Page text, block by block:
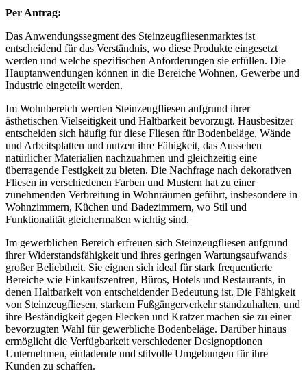
Per Antrag:
Das Anwendungssegment des Steinzeugfliesenmarktes ist
entscheidend für das Verständnis, wo diese Produkte eingesetzt
werden und welche spezifischen Anforderungen sie erfüllen. Die
Hauptanwendungen können in die Bereiche Wohnen, Gewerbe und
Industrie eingeteilt werden.
Im Wohnbereich werden Steinzeugfliesen aufgrund ihrer
ästhetischen Vielseitigkeit und Haltbarkeit bevorzugt. Hausbesitzer
entscheiden sich häufig für diese Fliesen für Bodenbeläge, Wände
und Arbeitsplatten und nutzen ihre Fähigkeit, das Aussehen
natürlicher Materialien nachzuahmen und gleichzeitig eine
überragende Festigkeit zu bieten. Die Nachfrage nach dekorativen
Fliesen in verschiedenen Farben und Mustern hat zu einer
zunehmenden Verbreitung in Wohnräumen geführt, insbesondere in
Wohnzimmern, Küchen und Badezimmern, wo Stil und
Funktionalität gleichermaßen wichtig sind.
Im gewerblichen Bereich erfreuen sich Steinzeugfliesen aufgrund
ihrer Widerstandsfähigkeit und ihres geringen Wartungsaufwands
großer Beliebtheit. Sie eignen sich ideal für stark frequentierte
Bereiche wie Einkaufszentren, Büros, Hotels und Restaurants, in
denen Haltbarkeit von entscheidender Bedeutung ist. Die Fähigkeit
von Steinzeugfliesen, starkem Fußgängerverkehr standzuhalten, und
ihre Beständigkeit gegen Flecken und Kratzer machen sie zu einer
bevorzugten Wahl für gewerbliche Bodenbeläge. Darüber hinaus
ermöglicht die Verfügbarkeit verschiedener Designoptionen
Unternehmen, einladende und stilvolle Umgebungen für ihre
Kunden zu schaffen.